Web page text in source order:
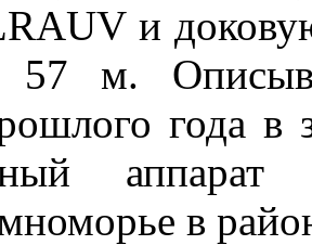
и
57 м.
года в
в